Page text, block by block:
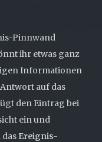
Pinnwand
ihr etwas ganz
Informationen
auf das
den Eintrag bei
ein und
Ereignis-